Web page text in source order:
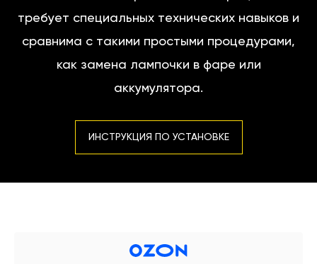
требует специальных технических навыков и
сравнима с такими простыми процедурами,
как замена лампочки в фаре или
аккумулятора.
ИНСТРУКЦИЯ ПО УСТАНОВКЕ